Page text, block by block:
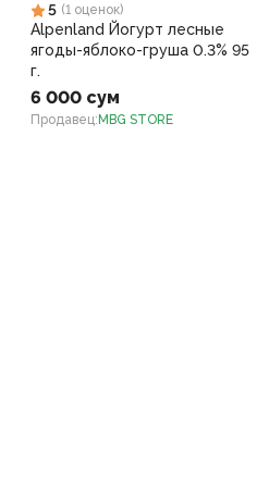
5 (1 оценок)
Alpenland Йогурт лесные
ягоды-яблоко-груша 0.3% 95
г.
6 000 сум
Продавец: MBG STORE